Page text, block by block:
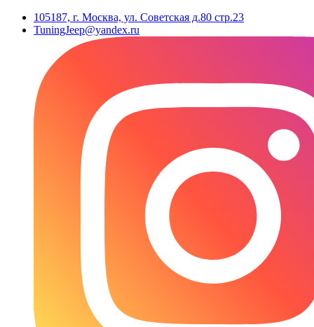
105187, г. Москва, ул. Советская д.80 стр.23
TuningJeep@yandex.ru